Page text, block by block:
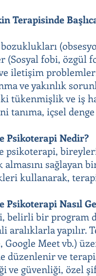
Terapisinde
bozuklukları
(Sosyal fobi, özgül
iletişim
ve yakınlık
tükenmişlik ve iş
tanıma, içsel
Psikoterapi Nedir?
psikoterapi,
almasını sağlayan
kullanarak,
Psikoterapi Nasıl
belirli bir program
aralıklarla yapılır.
Google Meet vb.)
düzenlenir ve
ve güvenliği, özel